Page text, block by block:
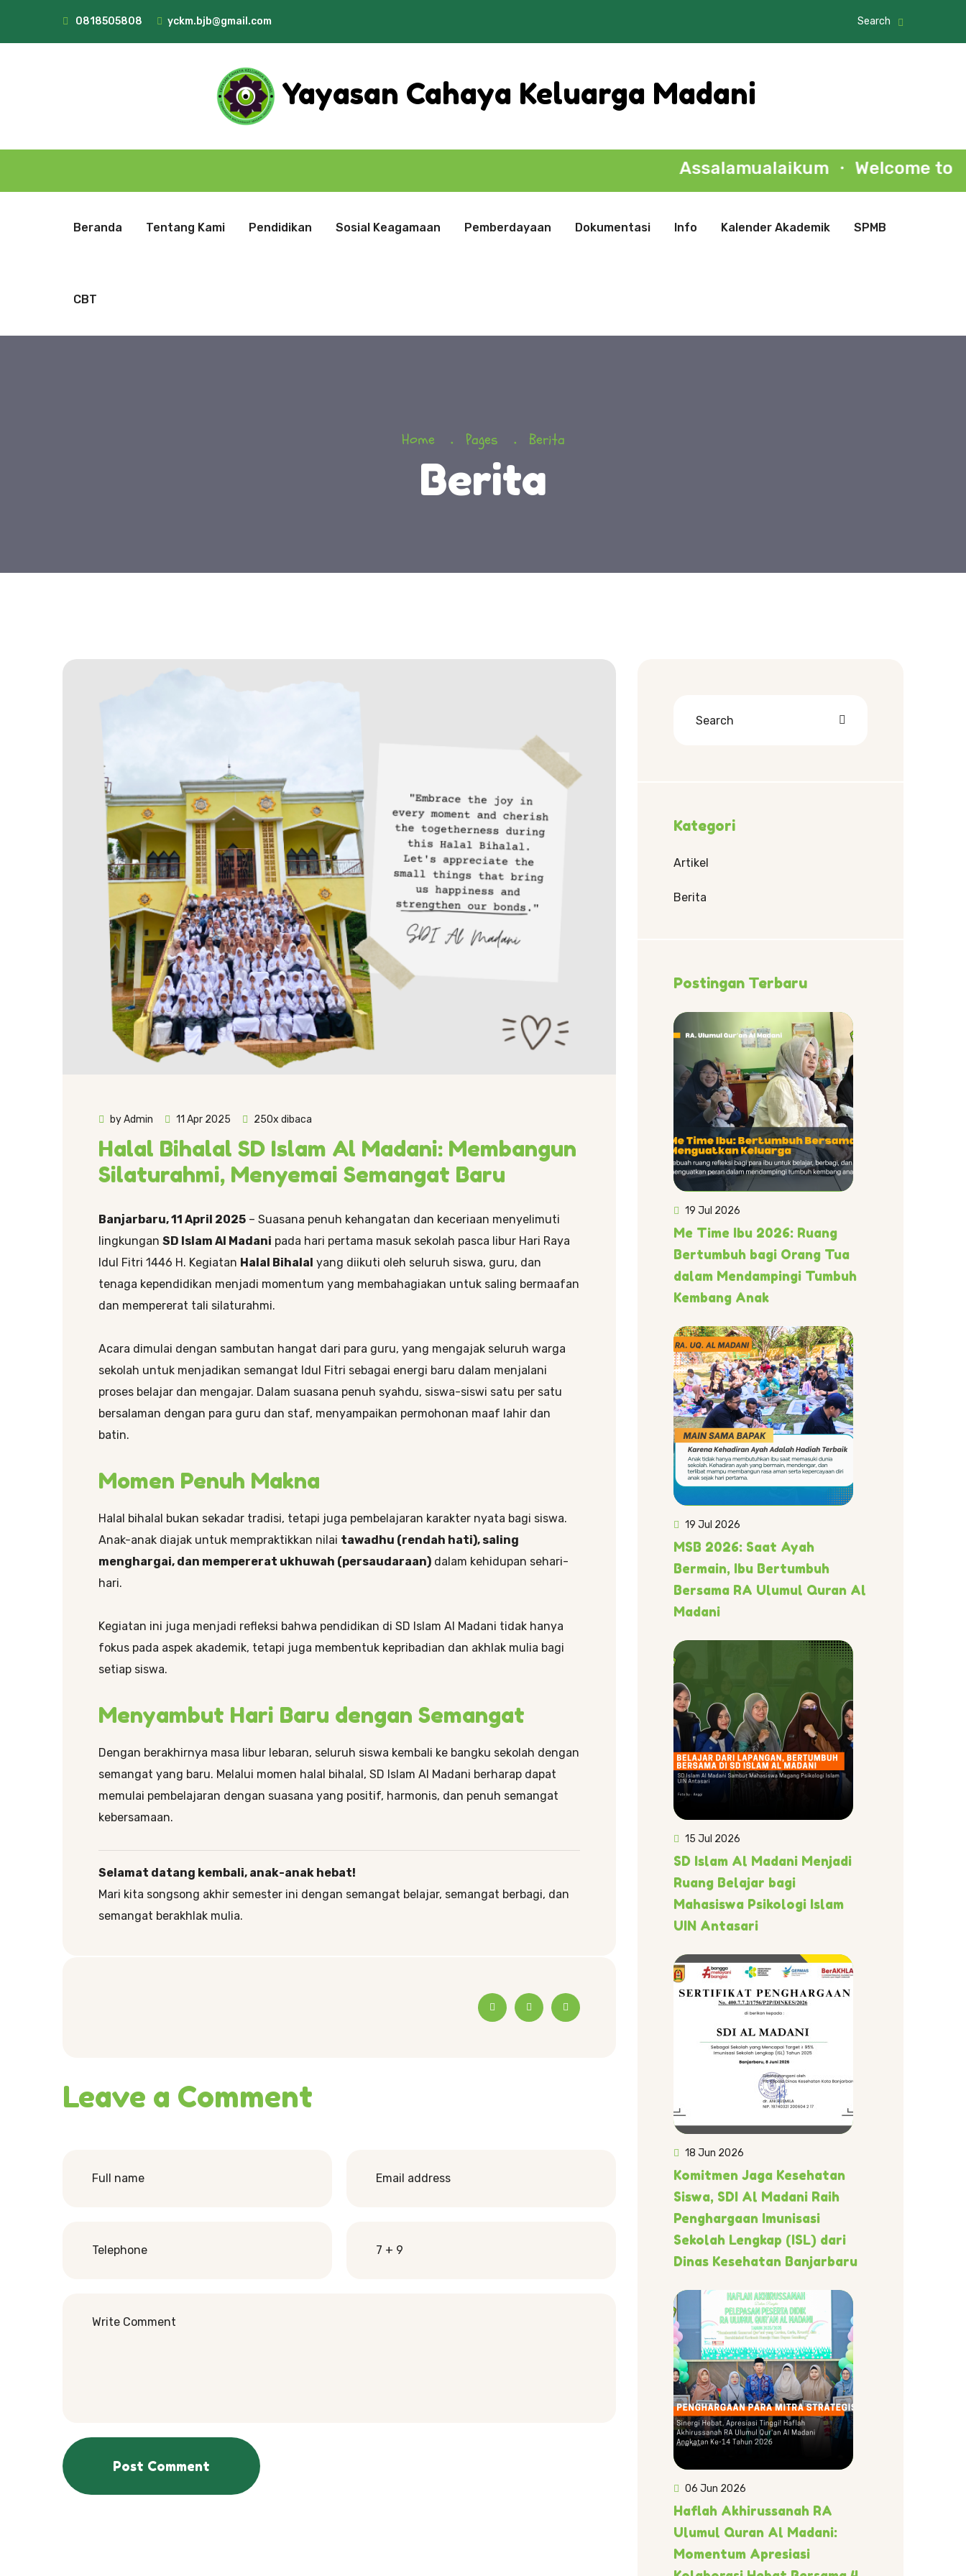
0818505808 yckm.bjb@gmail.com Search
Yayasan Cahaya Keluarga Madani
Assalamualaikum ・ Welcome to Al
Beranda Tentang Kami Pendidikan Sosial Keagamaan Pemberdayaan Dokumentasi Info Kalender Akademik SPMB
CBT
Home Pages Berita
Berita
by Admin 11 Apr 2025 250x dibaca
Halal Bihalal SD Islam Al Madani: Membangun
Silaturahmi, Menyemai Semangat Baru
Banjarbaru, 11 April 2025 – Suasana penuh kehangatan dan keceriaan menyelimuti
lingkungan SD Islam Al Madani pada hari pertama masuk sekolah pasca libur Hari Raya
Idul Fitri 1446 H. Kegiatan Halal Bihalal yang diikuti oleh seluruh siswa, guru, dan
tenaga kependidikan menjadi momentum yang membahagiakan untuk saling bermaafan
dan mempererat tali silaturahmi.
Acara dimulai dengan sambutan hangat dari para guru, yang mengajak seluruh warga
sekolah untuk menjadikan semangat Idul Fitri sebagai energi baru dalam menjalani
proses belajar dan mengajar. Dalam suasana penuh syahdu, siswa-siswi satu per satu
bersalaman dengan para guru dan staf, menyampaikan permohonan maaf lahir dan
batin.
Momen Penuh Makna
Halal bihalal bukan sekadar tradisi, tetapi juga pembelajaran karakter nyata bagi siswa.
Anak-anak diajak untuk mempraktikkan nilai tawadhu (rendah hati), saling
menghargai, dan mempererat ukhuwah (persaudaraan) dalam kehidupan sehari-
hari.
Kegiatan ini juga menjadi refleksi bahwa pendidikan di SD Islam Al Madani tidak hanya
fokus pada aspek akademik, tetapi juga membentuk kepribadian dan akhlak mulia bagi
setiap siswa.
Menyambut Hari Baru dengan Semangat
Dengan berakhirnya masa libur lebaran, seluruh siswa kembali ke bangku sekolah dengan
semangat yang baru. Melalui momen halal bihalal, SD Islam Al Madani berharap dapat
memulai pembelajaran dengan suasana yang positif, harmonis, dan penuh semangat
kebersamaan.
Selamat datang kembali, anak-anak hebat!
Mari kita songsong akhir semester ini dengan semangat belajar, semangat berbagi, dan
semangat berakhlak mulia.
Leave a Comment
Post Comment
Kategori
Artikel
Berita
Postingan Terbaru
19 Jul 2026
Me Time Ibu 2026: Ruang
Bertumbuh bagi Orang Tua
dalam Mendampingi Tumbuh
Kembang Anak
19 Jul 2026
MSB 2026: Saat Ayah
Bermain, Ibu Bertumbuh
Bersama RA Ulumul Quran Al
Madani
15 Jul 2026
SD Islam Al Madani Menjadi
Ruang Belajar bagi
Mahasiswa Psikologi Islam
UIN Antasari
18 Jun 2026
Komitmen Jaga Kesehatan
Siswa, SDI Al Madani Raih
Penghargaan Imunisasi
Sekolah Lengkap (ISL) dari
Dinas Kesehatan Banjarbaru
06 Jun 2026
Haflah Akhirussanah RA
Ulumul Quran Al Madani:
Momentum Apresiasi